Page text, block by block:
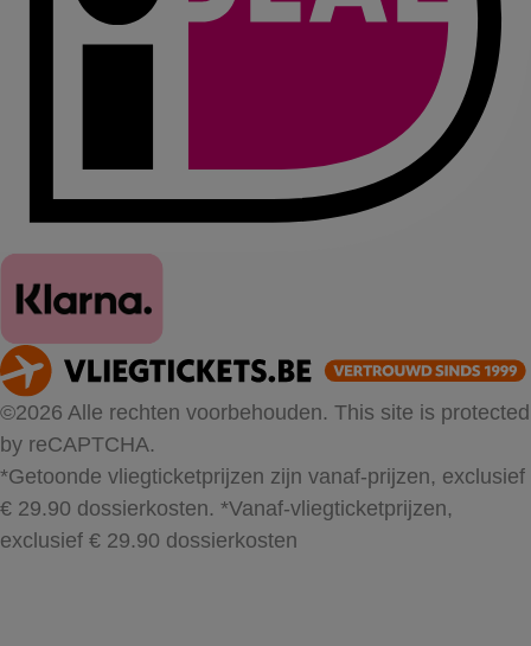
©2026 Alle rechten voorbehouden. This site is protected
by reCAPTCHA.
*Getoonde vliegticketprijzen zijn vanaf-prijzen, exclusief
€ 29.90 dossierkosten. *Vanaf-vliegticketprijzen,
exclusief € 29.90 dossierkosten